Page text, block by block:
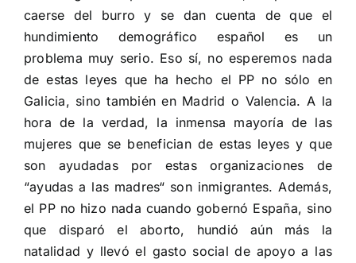
caerse del burro y se dan cuenta de que el
hundimiento demográfico español es un
problema muy serio. Eso sí, no esperemos nada
de estas leyes que ha hecho el PP no sólo en
Galicia, sino también en Madrid o Valencia. A la
hora de la verdad, la inmensa mayoría de las
mujeres que se benefician de estas leyes y que
son ayudadas por estas organizaciones de
“ayudas a las madres“ son inmigrantes. Además,
el PP no hizo nada cuando gobernó España, sino
que disparó el aborto, hundió aún más la
natalidad y llevó el gasto social de apoyo a las